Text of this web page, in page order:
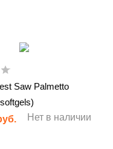
Saw Palmetto
Нет в наличии